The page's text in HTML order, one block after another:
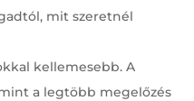
mit szeretnél
kellemesebb. A
a legtöbb megelőzés